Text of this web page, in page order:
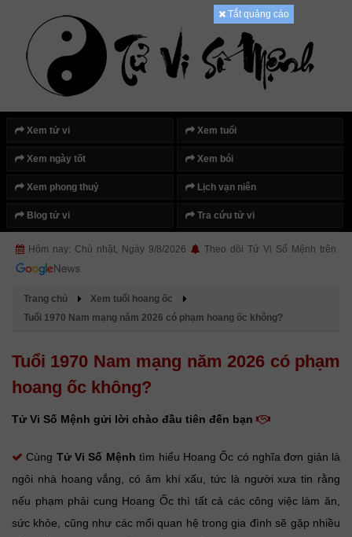
Xem tử vi Xem tuổi
Xem ngày tốt Xem bói
Xem phong thuỷ Lịch vạn niên
Blog tử vi Tra cứu tử vi
Hôm nay: Chủ nhật, Ngày 9/8/2026 Theo dõi Tử Vi Số Mệnh trên
Tắt quảng cáo
Trang chủ
Xem tuổi hoang ốc
Tuổi 1970 Nam mạng năm 2026 có phạm hoang ốc không?
Tuổi 1970 Nam mạng năm 2026 có phạm
hoang ốc không?
Tử Vi Số Mệnh gửi lời chào đầu tiên đến bạn
Cùng Tử Vi Số Mệnh tìm hiểu Hoang Ốc có nghĩa đơn giản là
ngôi nhà hoang vắng, có âm khí xấu, tức là người xưa tin rằng
nếu phạm phải cung Hoang Ốc thì tất cả các công việc làm ăn,
sức khỏe, cũng như các mối quan hệ trong gia đình sẽ gặp nhiều